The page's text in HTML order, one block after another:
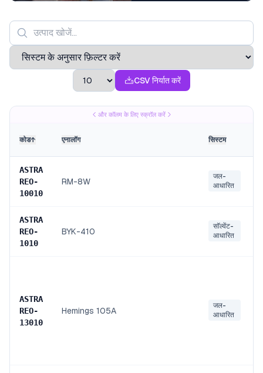
CSV निर्यात करें
और कॉलम के लिए स्क्रॉल करें
कोड↑ एनालॉग सिस्टम
ASTRA
REO-
10010
RM-8W
जल-
आधारित
ASTRA
REO-
1010
BYK-410
सॉल्वेंट-
आधारित
ASTRA
REO-
13010
Hemings 105A
जल-
आधारित